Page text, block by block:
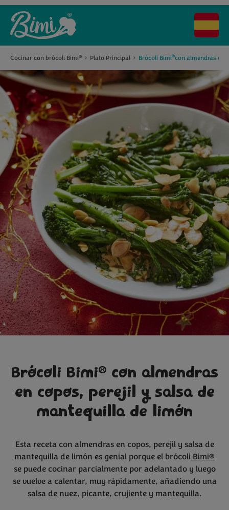
Cocinar con brócoli Bimi® Plato Principal Brócoli Bimi®con almendras en
Brócoli Bimi®con almendras
en copos, perejil y salsa de
mantequilla de limón
Esta receta con almendras en copos, perejil y salsa de
mantequilla de limón es genial porque el brócoliBimi®
se puede cocinar parcialmente por adelantado y luego
se vuelve a calentar, muy rápidamente, añadiendo una
salsa de nuez, picante, crujiente y mantequilla.